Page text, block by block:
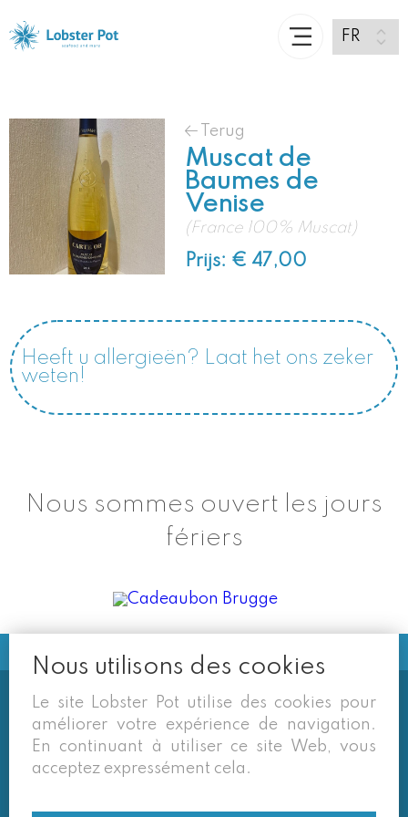
Terug
Muscat de
Baumes de
Venise
(France 100% Muscat)
Prijs: € 47,00
Heeft u allergieën? Laat het ons zeker
weten!
Nous sommes ouvert les jours
fériers
Soms vermelden derden sites
(google/overzichtssites) een tarief dat niet meer
van toepassing is. Enkel de prijzen op onze eigen
recht voor om ook van daar geafficheerde prijzen
Nous utilisons des cookies
Le site Lobster Pot utilise des cookies pour
améliorer votre expérience de navigation.
En continuant à utiliser ce site Web, vous
acceptez expressément cela.